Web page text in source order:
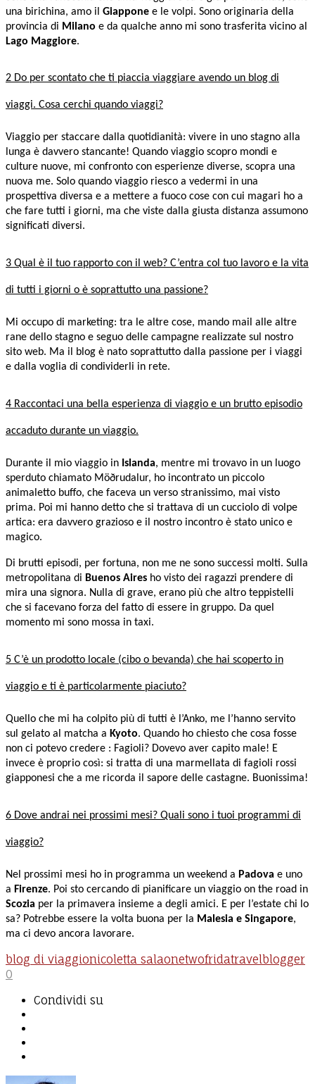
una birichina, amo il Giappone e le volpi. Sono originaria della
provincia di Milano e da qualche anno mi sono trasferita vicino al
Lago Maggiore.
2 Do per scontato che ti piaccia viaggiare avendo un blog di
viaggi. Cosa cerchi quando viaggi?
Viaggio per staccare dalla quotidianità: vivere in uno stagno alla
lunga è davvero stancante! Quando viaggio scopro mondi e
culture nuove, mi confronto con esperienze diverse, scopra una
nuova me. Solo quando viaggio riesco a vedermi in una
prospettiva diversa e a mettere a fuoco cose con cui magari ho a
che fare tutti i giorni, ma che viste dalla giusta distanza assumono
significati diversi.
3 Qual è il tuo rapporto con il web? C’entra col tuo lavoro e la vita
di tutti i giorni o è soprattutto una passione?
Mi occupo di marketing: tra le altre cose, mando mail alle altre
rane dello stagno e seguo delle campagne realizzate sul nostro
sito web. Ma il blog è nato soprattutto dalla passione per i viaggi
e dalla voglia di condividerli in rete.
4 Raccontaci una bella esperienza di viaggio e un brutto episodio
accaduto durante un viaggio.
Durante il mio viaggio in Islanda, mentre mi trovavo in un luogo
sperduto chiamato Möðrudalur, ho incontrato un piccolo
animaletto buffo, che faceva un verso stranissimo, mai visto
prima. Poi mi hanno detto che si trattava di un cucciolo di volpe
artica: era davvero grazioso e il nostro incontro è stato unico e
magico.
Di brutti episodi, per fortuna, non me ne sono successi molti. Sulla
metropolitana di Buenos Aires ho visto dei ragazzi prendere di
mira una signora. Nulla di grave, erano più che altro teppistelli
che si facevano forza del fatto di essere in gruppo. Da quel
momento mi sono mossa in taxi.
5 C’è un prodotto locale (cibo o bevanda) che hai scoperto in
viaggio e ti è particolarmente piaciuto?
Quello che mi ha colpito più di tutti è l’Anko, me l’hanno servito
sul gelato al matcha a Kyoto. Quando ho chiesto che cosa fosse
non ci potevo credere : Fagioli? Dovevo aver capito male! E
invece è proprio così: si tratta di una marmellata di fagioli rossi
giapponesi che a me ricorda il sapore delle castagne. Buonissima!
6 Dove andrai nei prossimi mesi? Quali sono i tuoi programmi di
viaggio?
Nel prossimi mesi ho in programma un weekend a Padova e uno
a Firenze. Poi sto cercando di pianificare un viaggio on the road in
Scozia per la primavera insieme a degli amici. E per l’estate chi lo
sa? Potrebbe essere la volta buona per la Malesia e Singapore,
ma ci devo ancora lavorare.
blog di viaggionicoletta salaonetwofridatravelblogger
0
Condividi su